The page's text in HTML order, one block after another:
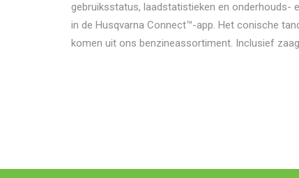
gebruiksstatus, laadstatistieken en onderhouds-
in de Husqvarna Connect™-app. Het conische
komen uit ons benzineassortiment. Inclusief